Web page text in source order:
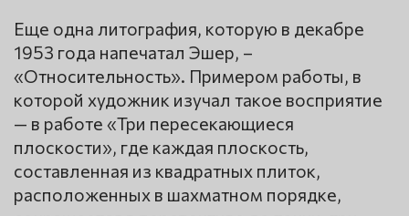
Еще одна литография, которую в декабре
1953 года напечатал Эшер, –
«Относительность». Примером работы, в
которой художник изучал такое восприятие
— в работе «Три пересекающиеся
плоскости», где каждая плоскость,
составленная из квадратных плиток,
расположенных в шахматном порядке,